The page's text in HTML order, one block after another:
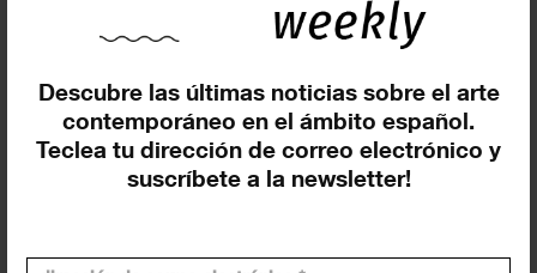
Descubre las últimas noticias sobre el arte
contemporáneo en el ámbito español.
Teclea tu dirección de correo electrónico y
suscríbete a la newsletter!
Buscar